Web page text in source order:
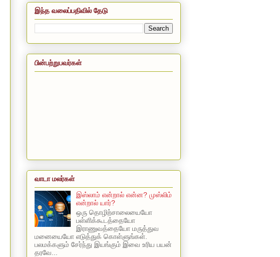
இந்த வலைப்பதிவில் தேடு
பின்பற்றுபவர்கள்
வாடா மலர்கள்
இஸ்லாம் என்றால் என்ன? முஸ்லிம்
என்றால் யார்?
ஒரு தொழிற்சாலையையோ
பள்ளிக்கூடத்தையோ
இராணுவத்தையோ மருத்துவ
மனையையோ எடுத்துக் கொள்ளுங்கள்.
பலமக்களும் சேர்ந்து இயங்கும் இவை உரிய பயன்
தரவே...